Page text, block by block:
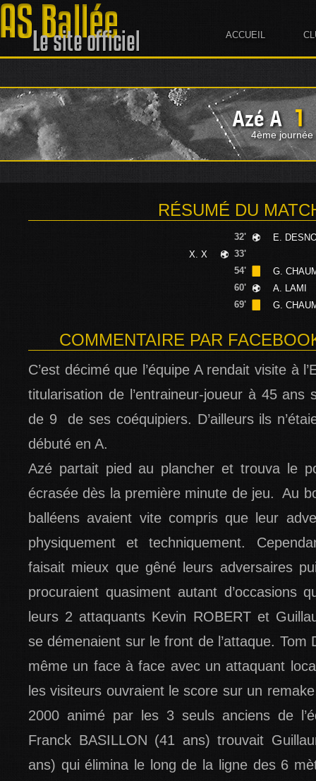
ACCUEIL
Azé A 1
4ème journée
RÉSUMÉ DU
32'
E.
X. X
33'
54'
G.
60'
A. LAMI
69'
G.
COMMENTAIRE PAR
C’est décimé que l’équipe A rendait visite à
titularisation de l’entraineur-joueur à 45 ans
de 9 de ses coéquipiers. D’ailleurs ils
débuté en A.
Azé partait pied au plancher et trouva le
écrasée dès la première minute de jeu. Au
balléens avaient vite compris que leur
physiquement et techniquement.
faisait mieux que gêné leurs adversaires
procuraient quasiment autant d’occasions
leurs 2 attaquants Kevin ROBERT et
se démenaient sur le front de l’attaque. Tom
même un face à face avec un attaquant
les visiteurs ouvraient le score sur un
2000 animé par les 3 seuls anciens de
Franck BASILLON (41 ans) trouvait
ans) qui élimina le long de la ligne des 6